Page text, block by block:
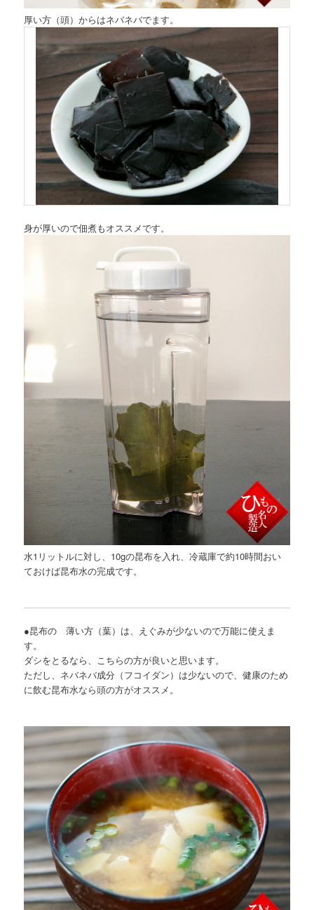
厚い方（頭）からはネバネバでます。
身が厚いので佃煮もオススメです。
水1リットルに対し、10gの昆布を入れ、冷蔵庫で約10時間おい
ておけば昆布水の完成です。
●昆布の 薄い方（葉）は、えぐみが少ないので万能に使えま
す。
ダシをとるなら、こちらの方が良いと思います。
ただし、ネバネバ成分（フコイダン）は少ないので、健康のため
に飲む昆布水なら頭の方がオススメ。